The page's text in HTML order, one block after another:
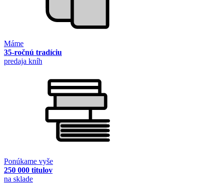
Máme
35-ročnú tradíciu
predaja kníh
Ponúkame vyše
250 000 titulov
na sklade